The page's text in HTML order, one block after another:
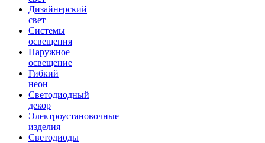
Дизайнерский
свет
Системы
освещения
Наружное
освещение
Гибкий
неон
Светодиодный
декор
Электроустановочные
изделия
Светодиоды